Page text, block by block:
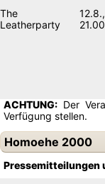
The
Leatherparty
12.8.,
ACHTUNG: Der
Verfügung stellen.
Homoehe 2000
Pressemitteilungen